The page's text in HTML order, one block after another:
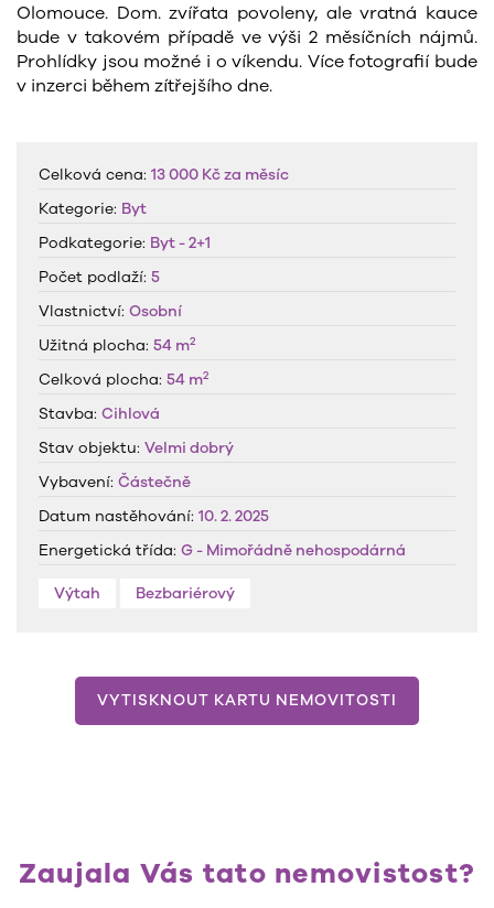
Olomouce. Dom. zvířata povoleny, ale vratná kauce
bude v takovém případě ve výši 2 měsíčních nájmů.
Prohlídky jsou možné i o víkendu. Více fotografií bude
v inzerci během zítřejšího dne.
Celková cena: 13 000 Kčza měsíc
Kategorie: Byt
Podkategorie: Byt - 2+1
Počet podlaží: 5
Vlastnictví: Osobní
Užitná plocha: 54 m2
Celková plocha: 54 m2
Stavba: Cihlová
Stav objektu: Velmi dobrý
Vybavení: Částečně
Datum nastěhování: 10. 2. 2025
Energetická třída: G - Mimořádně nehospodárná
Výtah Bezbariérový
VYTISKNOUT KARTU NEMOVITOSTI
Zaujala Vás tato nemovistost?